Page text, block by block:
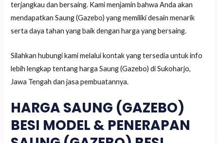
terjangkau dan bersaing. Kami menjamin bahwa Anda akan
mendapatkan Saung (Gazebo) yang memiliki desain menarik
serta daya tahan yang baik dengan harga yang bersaing.
Silahkan hubungi kami melalui kontak yang tersedia untuk info
lebih lengkap tentang harga Saung (Gazebo) di Sukoharjo,
Jawa Tengah dan jasa pembuatannya.
HARGA SAUNG (GAZEBO)
BESI MODEL & PENERAPAN